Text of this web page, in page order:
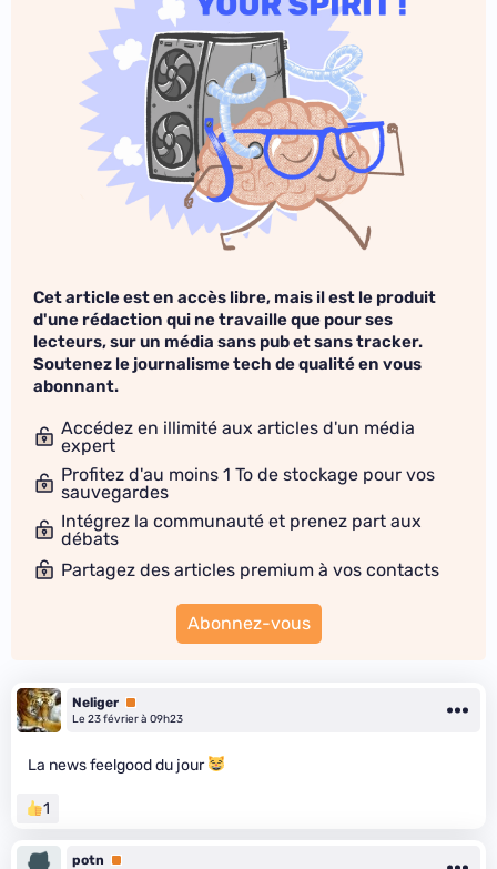
Cet article est en accès libre, mais il est le produit
d'une rédaction qui ne travaille que pour ses
lecteurs, sur un média sans pub et sans tracker.
Soutenez le journalisme tech de qualité en vous
abonnant.
Accédez en illimité aux articles d'un média
expert
Profitez d'au moins 1 To de stockage pour vos
sauvegardes
Intégrez la communauté et prenez part aux
débats
Partagez des articles premium à vos contacts
Abonnez-vous
Neliger Premium
Le 23 février à 09h23
La news feelgood du jour
1
potn
Premium